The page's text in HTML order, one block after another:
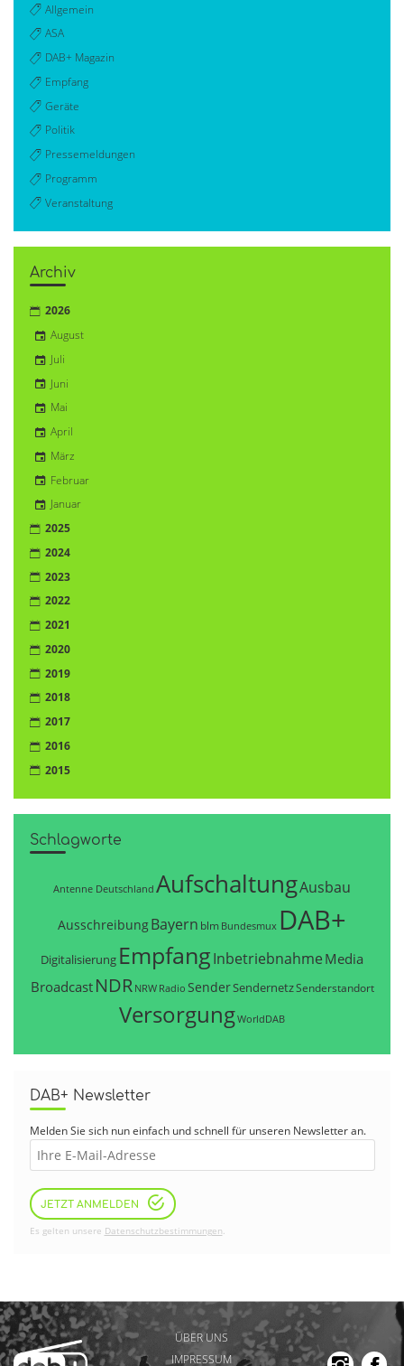
Allgemein
ASA
DAB+ Magazin
Empfang
Geräte
Politik
Pressemeldungen
Programm
Veranstaltung
Archiv
2026
August
Juli
Juni
Mai
April
März
Februar
Januar
2025
2024
2023
2022
2021
2020
2019
2018
2017
2016
2015
Schlagworte
Antenne Deutschland AufschaltungAusbau
AusschreibungBayern blm Bundesmux DAB+
Digitalisierung EmpfangInbetriebnahme Media
Broadcast NDR NRW Radio SenderSendernetzSenderstandort
VersorgungWorldDAB
DAB+ Newsletter
Melden Sie sich nun einfach und schnell für unseren Newsletter an.
JETZT ANMELDEN
Es gelten unsere Datenschutzbestimmungen.
ÜBER UNS
IMPRESSUM